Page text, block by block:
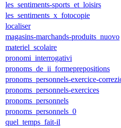
les_sentiments-sports_et_loisirs
les_sentiments_x_fotocopie
localiser
magasins-marchands-produits_nuovo
materiel_scolaire
pronomi_interrogativi
pronoms_de_ii_formeprepositions
pronoms_personnels-exercice-
pronoms_personnels-exercices
pronoms_personnels
pronoms_personnels_0
quel_temps_fait-il